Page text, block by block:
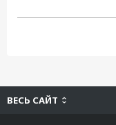
ВЕСЬ САЙТ